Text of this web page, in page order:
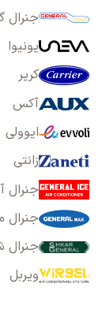
جنرال
یونیوا
کریر
آکس
ایوولی
زانتی
جنرال
جنرال
ویربل